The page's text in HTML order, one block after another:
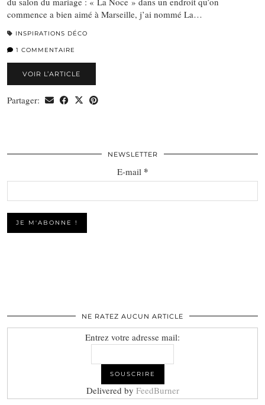
commence a bien aimé à Marseille, j’ai nommé La…
INSPIRATIONS DÉCO
1 COMMENTAIRE
VOIR L’ARTICLE
Partager:
NEWSLETTER
E-mail *
NE RATEZ AUCUN ARTICLE
Entrez votre adresse mail:
Delivered by FeedBurner